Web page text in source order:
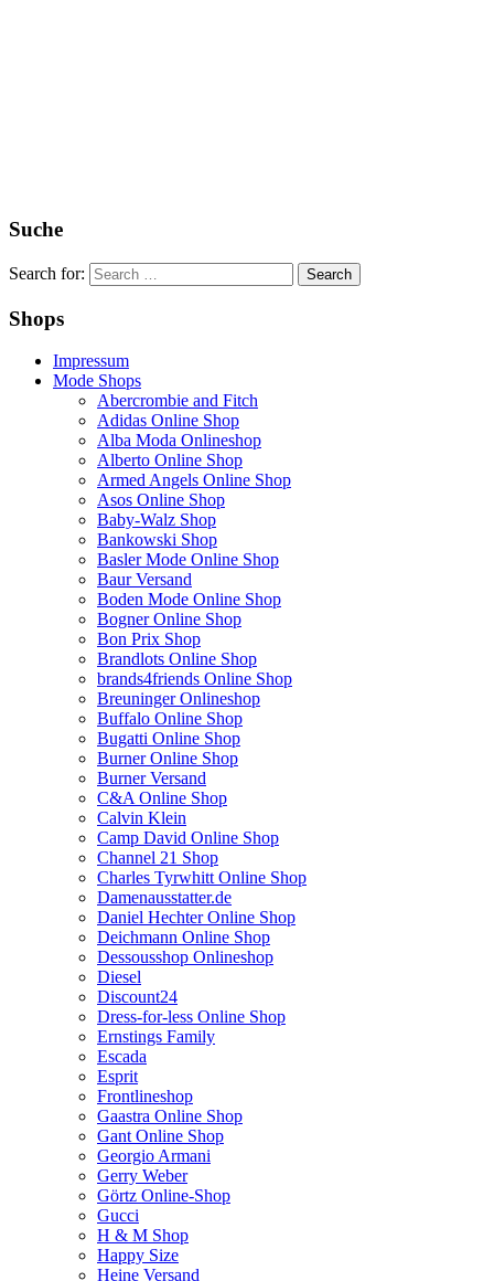
Suche
Search for:
Shops
Impressum
Mode Shops
Abercrombie and Fitch
Adidas Online Shop
Alba Moda Onlineshop
Alberto Online Shop
Armed Angels Online Shop
Asos Online Shop
Baby-Walz Shop
Bankowski Shop
Basler Mode Online Shop
Baur Versand
Boden Mode Online Shop
Bogner Online Shop
Bon Prix Shop
Brandlots Online Shop
brands4friends Online Shop
Breuninger Onlineshop
Buffalo Online Shop
Bugatti Online Shop
Burner Online Shop
Burner Versand
C&A Online Shop
Calvin Klein
Camp David Online Shop
Channel 21 Shop
Charles Tyrwhitt Online Shop
Damenausstatter.de
Daniel Hechter Online Shop
Deichmann Online Shop
Dessousshop Onlineshop
Diesel
Discount24
Dress-for-less Online Shop
Ernstings Family
Escada
Esprit
Frontlineshop
Gaastra Online Shop
Gant Online Shop
Georgio Armani
Gerry Weber
Görtz Online-Shop
Gucci
H & M Shop
Happy Size
Heine Versand